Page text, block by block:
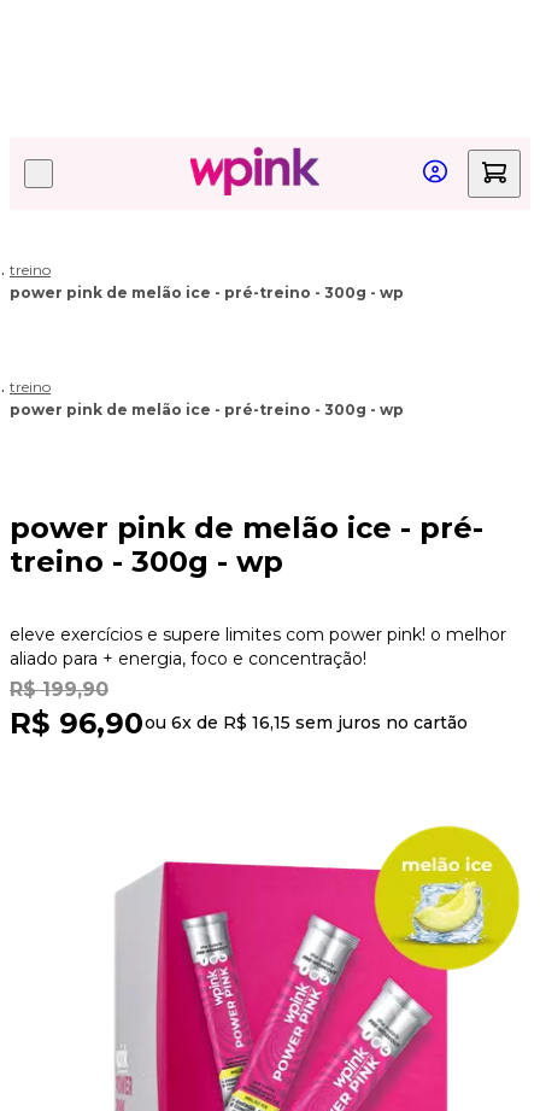
treino
power pink de melão ice - pré-treino - 300g - wp
treino
power pink de melão ice - pré-treino - 300g - wp
power pink de melão ice - pré-
treino - 300g - wp
eleve exercícios e supere limites com power pink! o melhor
aliado para + energia, foco e concentração!
R$ 199,90
R$ 96,90ou 6x de R$ 16,15 sem juros no cartão